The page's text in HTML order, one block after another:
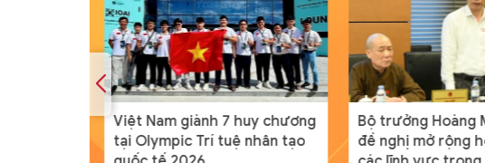
Việt Nam giành 7 huy chương
tại Olympic Trí tuệ nhân tạo
Bộ trưởng Hoàng
đề nghị mở rộng